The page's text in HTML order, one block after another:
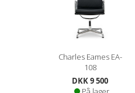
Charles Eames EA-
108
DKK 9 500